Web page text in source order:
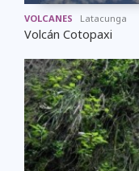
VOLCANES Latacunga
Volcán Cotopaxi